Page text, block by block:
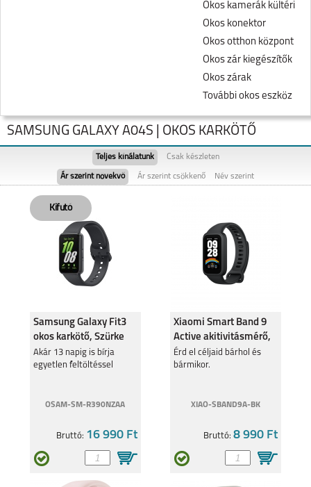
Okos kamerák kültéri
Okos konektor
Okos otthon központ
Okos zár kiegészítők
Okos zárak
További okos eszköz
SAMSUNG GALAXY
SAMSUNG GALAXY
FOLD8 ULTRA
SAMSUNG GALAXY
SAMSUNG GALAXY
SAMSUNG GALAXY
SAMSUNG GALAXY
SAMSUNG GALAXY A04S | OKOS KARKÖTŐ
Teljes kínálatunk Csak készleten
Ár szerint növekvő Ár szerint csökkenő Név szerint
Samsung Galaxy Fit3
okos karkötő, Szürke
Akár 13 napig is bírja
egyetlen feltöltéssel
OSAM-SM-R390NZAA
Bruttó: 16 990 Ft
Xiaomi Smart Band 9
Active akitivitásmérő,
fekete BHR9444
Érd el céljaid bárhol és
bármikor.
XIAO-SBAND9A-BK
Bruttó:8 990 Ft